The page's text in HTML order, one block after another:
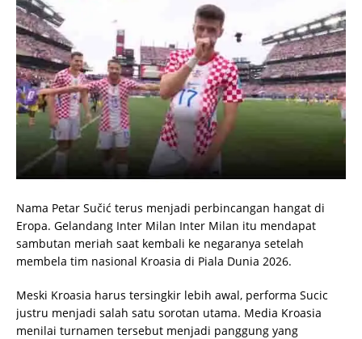
Nama Petar Sučić terus menjadi perbincangan hangat di
Eropa. Gelandang Inter Milan Inter Milan itu mendapat
sambutan meriah saat kembali ke negaranya setelah
membela tim nasional Kroasia di Piala Dunia 2026.
Meski Kroasia harus tersingkir lebih awal, performa Sucic
justru menjadi salah satu sorotan utama. Media Kroasia
menilai turnamen tersebut menjadi panggung yang